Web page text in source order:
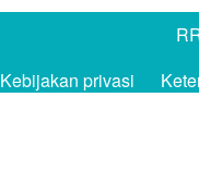
Kebijakan privasi